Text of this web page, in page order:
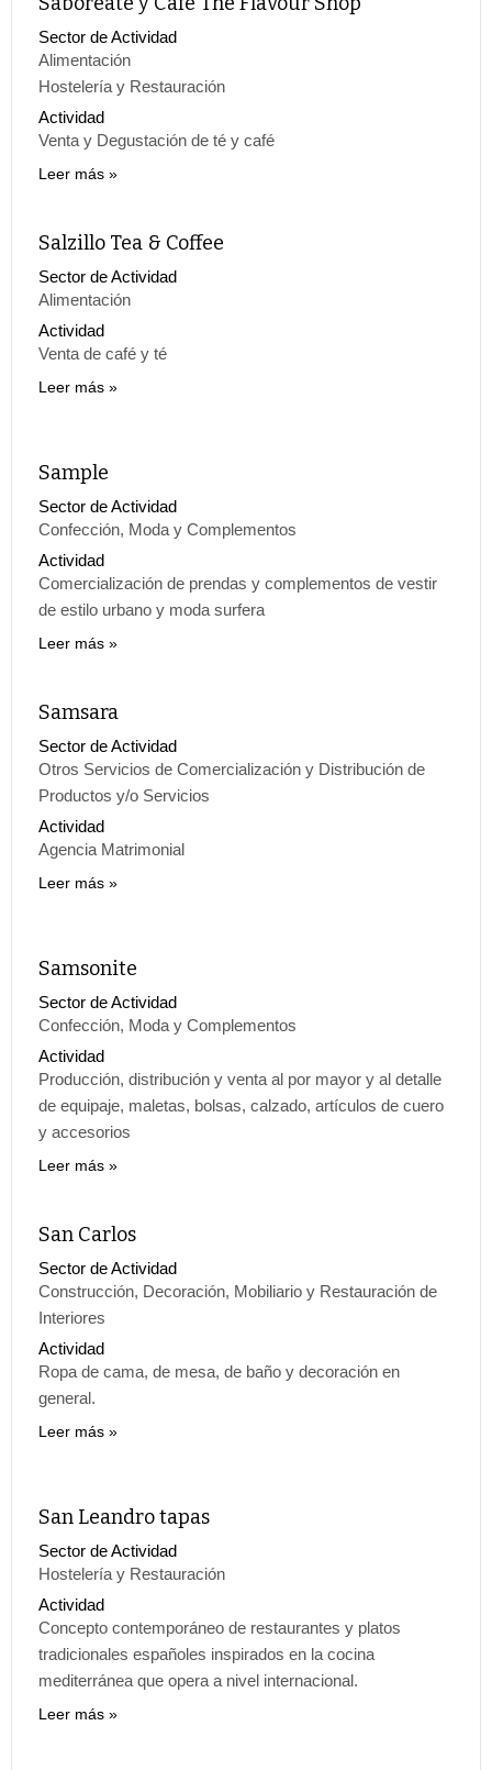
Sector de Actividad
Alimentación
Hostelería y Restauración
Actividad
Venta y Degustación de té y café
Leer más
Salzillo Tea & Coffee
Sector de Actividad
Alimentación
Actividad
Venta de café y té
Leer más
Sample
Sector de Actividad
Confección, Moda y Complementos
Actividad
Comercialización de prendas y complementos de vestir
de estilo urbano y moda surfera
Leer más
Samsara
Sector de Actividad
Otros Servicios de Comercialización y Distribución de
Productos y/o Servicios
Actividad
Agencia Matrimonial
Leer más
Samsonite
Sector de Actividad
Confección, Moda y Complementos
Actividad
Producción, distribución y venta al por mayor y al detalle
de equipaje, maletas, bolsas, calzado, artículos de cuero
y accesorios
Leer más
San Carlos
Sector de Actividad
Construcción, Decoración, Mobiliario y Restauración de
Interiores
Actividad
Ropa de cama, de mesa, de baño y decoración en
general.
Leer más
San Leandro tapas
Sector de Actividad
Hostelería y Restauración
Actividad
Concepto contemporáneo de restaurantes y platos
tradicionales españoles inspirados en la cocina
mediterránea que opera a nivel internacional.
Leer más